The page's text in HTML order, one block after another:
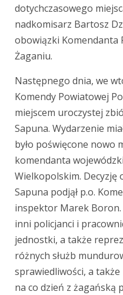
dotychczasowego
nadkomisarz Bartosz
obowiązki Komendanta
Żaganiu.
Następnego dnia, we
Komendy Powiatowej
miejscem uroczystej
Sapuna. Wydarzenie
było poświęcone nowo
komendanta
Wielkopolskim.
Sapuna podjął p.o.
inspektor Marek
inni policjanci i
jednostki, a także
różnych służb
sprawiedliwości, a
na co dzień z żagańską